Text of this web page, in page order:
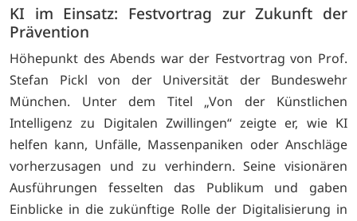
KI im Einsatz: Festvortrag zur Zukunft der
Prävention
Höhepunkt des Abends war der Festvortrag von Prof.
Stefan Pickl von der Universität der Bundeswehr
München. Unter dem Titel „Von der Künstlichen
Intelligenz zu Digitalen Zwillingen“ zeigte er, wie KI
helfen kann, Unfälle, Massenpaniken oder Anschläge
vorherzusagen und zu verhindern. Seine visionären
Ausführungen fesselten das Publikum und gaben
Einblicke in die zukünftige Rolle der Digitalisierung in